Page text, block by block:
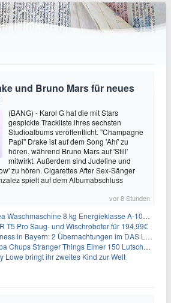
und Bruno Mars für neues
(BANG) - Karol G hat die mit Stars
gespickte Trackliste ihres sechsten
Studioalbums veröffentlicht. "Champagne
Papi" Drake ist auf dem Song 'Ahí' zu
hören, während Bruno Mars auf 'Still'
mitwirkt. Außerdem sind Judeline und
zu hören. Cigarettes After Sex-Sänger
spielt auf dem Albumabschluss
vor 8 Stunden
8 kg Energieklasse A-10% 1400 U/Min für 289,97€
T5 Pro Saug- und Wischroboter für 194,99€
Bayern: 2 Übernachtungen im DAS LUDWIG Sports Resort inkl. HP + Wellness ab 174€ p.P.
Chups Stranger Things Eimer 150 Lutscher für 21,95€
Lowe bringt ihr zweites Kind zur Welt